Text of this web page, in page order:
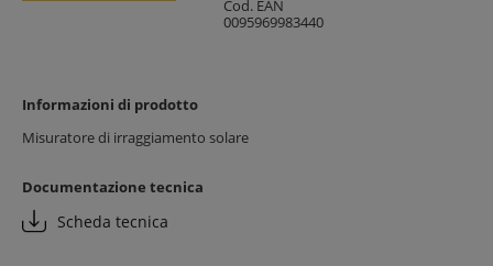
Cod. EAN
0095969983440
Informazioni di prodotto
Misuratore di irraggiamento solare
Documentazione tecnica
Scheda tecnica